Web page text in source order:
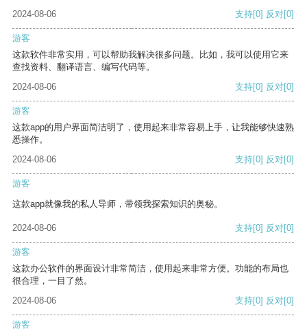
2024-08-06 支持[0] 反对[0]
游客
这款软件非常实用，可以帮助我解决很多问题。比如，我可以使用它来
查找资料、翻译语言、编写代码等。
2024-08-06
支持[0] 反对[0]
游客
这款app的用户界面简洁明了，使用起来非常容易上手，让我能够快速熟
悉操作。
2024-08-06
支持[0] 反对[0]
游客
这款app就像我的私人导师，带领我探索知识的奥秘。
2024-08-06 支持[0] 反对[0]
游客
这款办公软件的界面设计非常简洁，使用起来非常方便。功能的布局也
很合理，一目了然。
2024-08-06
支持[0] 反对[0]
游客